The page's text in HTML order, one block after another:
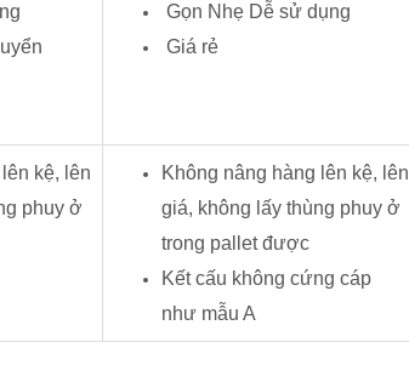
Gọn Nhẹ Dễ sử dụng
Giá rẻ
kệ, lên
phuy ở
Không nâng hàng lên kệ, lên
giá, không lấy thùng phuy ở
trong pallet được
Kết cấu không cứng cáp
như mẫu A